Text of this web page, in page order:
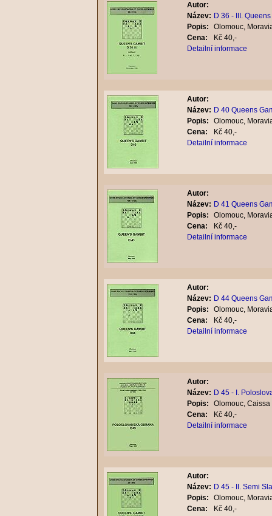
Autor:
Název: D 36 - III.
Popis:
Olomouc,
Cena:
Kč 40,-
Detailní informace
Autor:
Název: D 40 Queens
Popis:
Olomouc,
Cena:
Kč 40,-
Detailní informace
Autor:
Název: D 41 Queens
Popis:
Olomouc,
Cena:
Kč 40,-
Detailní informace
Autor:
Název: D 44 Queens
Popis:
Olomouc,
Cena:
Kč 40,-
Detailní informace
Autor:
Název: D 45 - I.
Popis:
Olomouc,
Cena:
Kč 40,-
Detailní informace
Autor:
Název: D 45 - II. Semi
Popis:
Olomouc,
Cena:
Kč 40,-